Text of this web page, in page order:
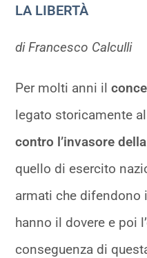
LA LIBERTÀ
di Francesco Calculli
Per molti anni il
legato storicamente
contro l’invasore
quello di esercito
armati che difendono
hanno il dovere e poi
conseguenza di